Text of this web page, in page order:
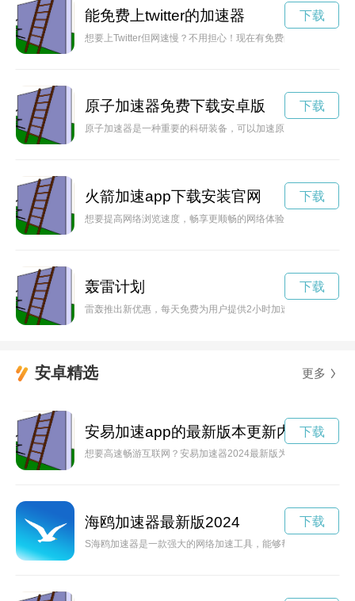
能免费上twitter的加速器
想要上Twitter但网速慢？不用担心！现在有免费的加速器帮您
下载
原子加速器免费下载安卓版
原子加速器是一种重要的科研装备，可以加速原子和亚原子粒
下载
火箭加速app下载安装官网
想要提高网络浏览速度，畅享更顺畅的网络体验吗？那就赶紧
下载
轰雷计划
雷轰推出新优惠，每天免费为用户提供2小时加速服务，让您畅
下载
安卓精选 更多
安易加速app的最新版本更新内容
想要高速畅游互联网？安易加速器2024最新版为你提供更快速
下载
海鸥加速器最新版2024
S海鸥加速器是一款强大的网络加速工具，能够帮助用户提高
下载